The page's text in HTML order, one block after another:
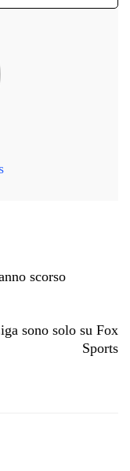
scorso
sono solo su Fox
Sports